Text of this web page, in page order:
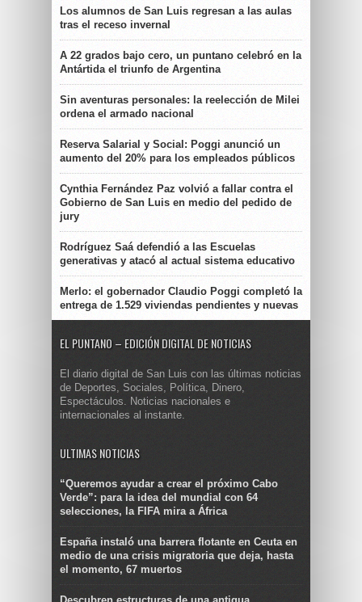
Los alumnos de San Luis regresan a las aulas
tras el receso invernal
A 22 grados bajo cero, un puntano celebró en la
Antártida el triunfo de Argentina
Sin aventuras personales: la reelección de Milei
ordena el armado nacional
Reserva Salarial y Social: Poggi anunció un
aumento del 20% para los empleados públicos
Cynthia Fernández Paz volvió a fallar contra el
Gobierno de San Luis en medio del pedido de
jury
Rodríguez Saá defendió a las Escuelas
generativas y atacó al actual sistema educativo
Merlo: el gobernador Claudio Poggi completó la
entrega de 1.529 viviendas pendientes y nuevas
EL PUNTANO – EDICIÓN DIGITAL DE NOTICIAS
El diario digital de San Luis con las últimas noticias
de Deportes, Sociales, Política, Dinero,
Espectáculos. Noticias nacionales e
internacionales al instante.
ULTIMAS NOTICIAS
“Queremos ayudar a crear el próximo Cabo
Verde”: para la idea del mundial con 64
selecciones, la FIFA mira a África
España instaló una barrera flotante en Ceuta en
medio de una crisis migratoria que deja, hasta
el momento, 67 muertos